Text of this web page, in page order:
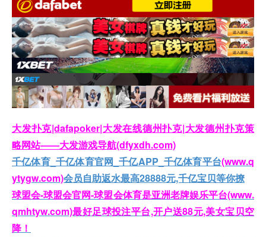
大发扑克|dafapoker|大发在线德州扑克|大发德州扑克策
略网站——大发游戏导航(dfyxdh.com)
千亿体育_千亿体育官网_千亿APP_千亿体育平台(www.q
ytygw.com)会员自助返水最高28888元,千亿宝贝等你撩
球盟会-球盟会官网-球盟会体育是亚洲老牌娱乐平台(www.
qmhtyw.com)最好足球投注平台,开户送88元,美女宝贝空
降！